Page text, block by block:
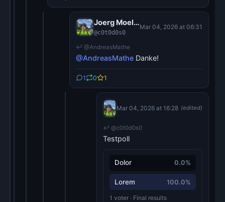
Joerg Moellenkamp
@c0t0d0s0
Mar 04, 2026 at 06:31
↩ @AndreasMathe
@AndreasMathe Danke!
1 0 1
Joerg Moellenkamp
@c0t0d0s0
Mar 04, 2026 at 16:28 (edited)
↩ @c0t0d0s0
Testpoll
Dolor 0.0%
Lorem 100.0%
1 voter · Final results